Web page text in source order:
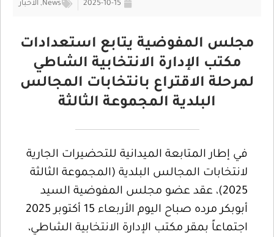
2025-10-15
News
, الأخبار
مجلس المفوضية يتابع استعدادات
مكتب الإدارة الانتخابية الشاطي
لمرحلة الاقتراع بانتخابات المجالس
البلدية المجموعة الثالثة
في إطار المتابعة الميدانية للتحضيرات الجارية
لانتخابات المجالس البلدية (المجموعة الثالثة
2025)، عقد عضو مجلس المفوضية السيد
أبوبكر مرده صباح اليوم الأربعاء 15 أكتوبر 2025
اجتماعاً بمقر مكتب الإدارة الانتخابية الشاطي،